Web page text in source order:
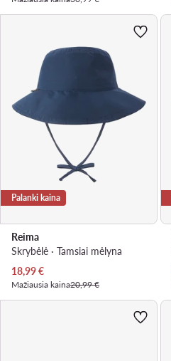
Palanki kaina
Reima
Skrybėlė · Tamsiai mėlyna
Dabartinė kaina
18,99€
Mažiausia kaina20,99 €